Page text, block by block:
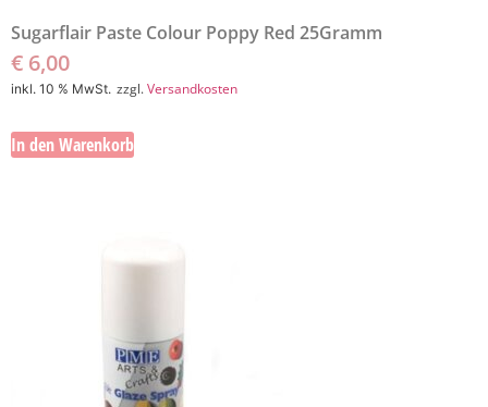
Sugarflair Paste Colour Poppy Red 25Gramm
€ 6,00
inkl. 10 % MwSt. zzgl.Versandkosten
In den Warenkorb